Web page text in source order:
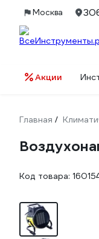
Москва
Акции
Главная /
Код товара: